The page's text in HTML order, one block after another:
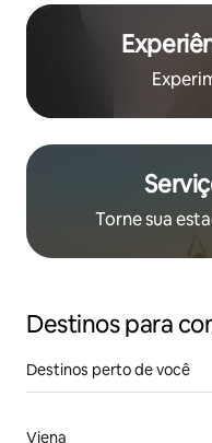
Torne sua
Destinos para
Destinos perto de você
Viena